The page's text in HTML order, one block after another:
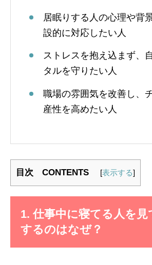
居眠りする人の心理や背
設的に対応したい人
ストレスを抱え込まず、
タルを守りたい人
職場の雰囲気を改善し、
産性を高めたい人
目次 CONTENTS [表示する]
1. 仕事中に寝てる人を見
するのはなぜ？